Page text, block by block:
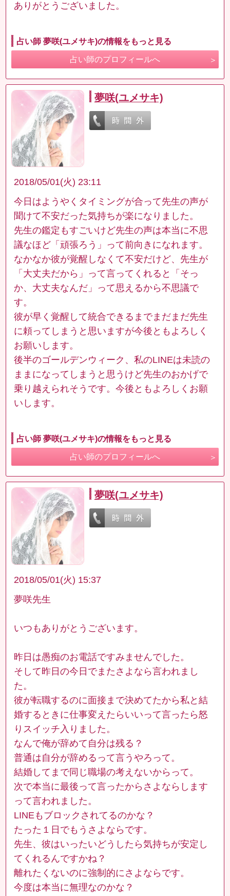
ありがとうございました。
占い師 夢咲(ユメサキ)の情報をもっと見る
占い師のプロフィールへ
夢咲(ユメサキ)
2018/05/01(火) 23:11
今日はようやくタイミングが合って先生の声が
聞けて不安だった気持ちが楽になりました。
先生の鑑定もすごいけど先生の声は本当に不思
議なほど「頑張ろう」って前向きになれます。
なかなか彼が覚醒しなくて不安だけど、先生が
「大丈夫だから」って言ってくれると「そっ
か、大丈夫なんだ」って思えるから不思議で
す。
彼が早く覚醒して統合できるまでまだまだ先生
に頼ってしまうと思いますが今後ともよろしく
お願いします。
後半のゴールデンウィーク、私のLINEは未読の
ままになってしまうと思うけど先生のおかげで
乗り越えられそうです。今後ともよろしくお願
いします。
占い師 夢咲(ユメサキ)の情報をもっと見る
占い師のプロフィールへ
夢咲(ユメサキ)
2018/05/01(火) 15:37
夢咲先生
いつもありがとうございます。
昨日は愚痴のお電話ですみませんでした。
そして昨日の今日でまたさよなら言われまし
た。
彼が転職するのに面接まで決めてたから私と結
婚するときに仕事変えたらいいって言ったら怒
りスイッチ入りました。
なんで俺が辞めて自分は残る？
普通は自分が辞めるって言うやろって。
結婚してまで同じ職場の考えないからって。
次で本当に最後って言ったからさよならします
って言われました。
LINEもブロックされてるのかな？
たった１日でもうさよならです。
先生、彼はいったいどうしたら気持ちが安定し
てくれるんですかね？
離れたくないのに強制的にさよならです。
今度は本当に無理なのかな？